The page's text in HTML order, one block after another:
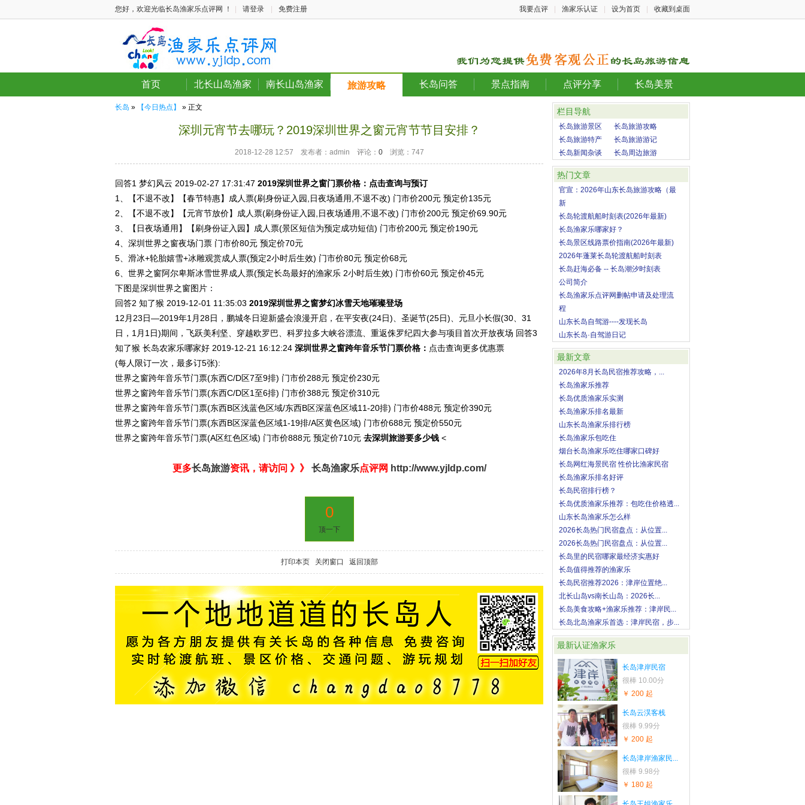
您好，欢迎光临长岛渔家乐点评网 ！ 请登录 免费注册 我要点评 渔家乐认证 设为首页 收藏到桌面
首页 北长山岛渔家 南长山岛渔家 旅游攻略 长岛问答 景点指南 点评分享 长岛美景
长岛 » 【今日热点】 » 正文
深圳元宵节去哪玩？2019深圳世界之窗元宵节节目安排？
2018-12-28 12:57 发布者：admin 评论： 0浏览：747
回答1 梦幻风云 2019-02-27 17:31:47 2019深圳世界之窗门票价格：点击查询与预订
1、【不退不改】【春节特惠】成人票(刷身份证入园,日夜场通用,不退不改) 门市价200元 预定价135元
2、【不退不改】【元宵节放价】成人票(刷身份证入园,日夜场通用,不退不改) 门市价200元 预定价69.90元
3、【日夜场通用】【刷身份证入园】成人票(景区短信为预定成功短信) 门市价200元 预定价190元
4、深圳世界之窗夜场门票 门市价80元 预定价70元
5、滑冰+轮胎嬉雪+冰雕观赏成人票(预定2小时后生效) 门市价80元 预定价68元
6、世界之窗阿尔卑斯冰雪世界成人票(预定长岛最好的渔家乐 2小时后生效) 门市价60元 预定价45元
下图是深圳世界之窗图片：
回答2 知了猴 2019-12-01 11:35:03 2019深圳世界之窗梦幻冰雪天地璀璨登场
12月23日—2019年1月28日，鹏城冬日迎新盛会浪漫开启，在平安夜(24日)、圣诞节(25日)、元旦小长假(30、31
日，1月1日)期间，飞跃美利坚、穿越欧罗巴、科罗拉多大峡谷漂流、重返侏罗纪四大参与项目首次开放夜场 回答3
知了猴 长岛农家乐哪家好 2019-12-21 16:12:24 深圳世界之窗跨年音乐节门票价格： 点击查询更多优惠票
(每人限订一次，最多订5张):
世界之窗跨年音乐节门票(东西C/D区7至9排) 门市价288元 预定价230元
世界之窗跨年音乐节门票(东西C/D区1至6排) 门市价388元 预定价310元
世界之窗跨年音乐节门票(东西B区浅蓝色区域/东西B区深蓝色区域11-20排) 门市价488元 预定价390元
世界之窗跨年音乐节门票(东西B区深蓝色区域1-19排/A区黄色区域) 门市价688元 预定价550元
世界之窗跨年音乐节门票(A区红色区域) 门市价888元 预定价710元 去深圳旅游要多少钱 <
更多长岛旅游资讯，请访问 》》 长岛渔家乐点评网 http://www.yjldp.com/
0
顶一下
打印本页 关闭窗口 返回顶部
栏目导航
长岛旅游景区
长岛旅游攻略
长岛旅游特产
长岛旅游游记
长岛新闻杂谈
长岛周边旅游
热门文章
官宣：2026年山东长岛旅游攻略（最
新
长岛轮渡航船时刻表(2026年最新)
长岛渔家乐哪家好？
长岛景区线路票价指南(2026年最新)
2026年蓬莱长岛轮渡航船时刻表
长岛赶海必备 -- 长岛潮汐时刻表
公司简介
长岛渔家乐点评网删帖申请及处理流
程
山东长岛自驾游----发现长岛
山东长岛·自驾游日记
最新文章
2026年8月长岛民宿推荐攻略，...
长岛渔家乐推荐
长岛优质渔家乐实测
长岛渔家乐排名最新
山东长岛渔家乐排行榜
长岛渔家乐包吃住
烟台长岛渔家乐吃住哪家口碑好
长岛网红海景民宿 性价比渔家民宿
长岛渔家乐排名好评
长岛民宿排行榜？
长岛优质渔家乐推荐：包吃住价格透...
山东长岛渔家乐怎么样
2026长岛热门民宿盘点：从位置...
2026长岛热门民宿盘点：从位置...
长岛里的民宿哪家最经济实惠好
长岛值得推荐的渔家乐
长岛民宿推荐2026：津岸位置绝...
北长山岛vs南长山岛：2026长...
长岛美食攻略+渔家乐推荐：津岸民...
长岛北岛渔家乐首选：津岸民宿，步...
最新认证渔家乐
长岛津岸民宿
很棒 10.00分
￥ 200 起
长岛云淏客栈
很棒 9.99分
￥ 200 起
长岛津岸渔家民...
很棒 9.98分
￥ 180 起